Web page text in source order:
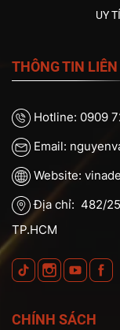
UY
THÔNG TIN LIÊN
Hotline: 0909
Email:
Website:
Địa chỉ: 482/
TP.HCM
CHÍNH SÁCH